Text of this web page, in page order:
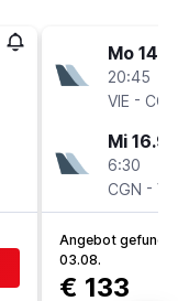
Mo 14.9.
20:45
VIE - CGN
Mi 16.9.
6:30
CGN - VIE
Angebot
03.08.
€ 133